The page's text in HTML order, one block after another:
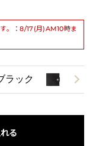
。：8/17(月)AM10時ま
ラック
る